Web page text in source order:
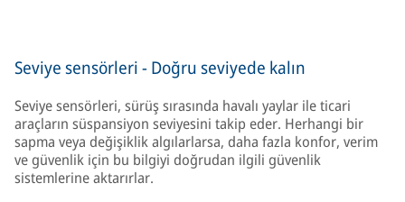
Seviye sensörleri - Doğru seviyede kalın
Seviye sensörleri, sürüş sırasında havalı yaylar ile ticari
araçların süspansiyon seviyesini takip eder. Herhangi bir
sapma veya değişiklik algılarlarsa, daha fazla konfor, verim
ve güvenlik için bu bilgiyi doğrudan ilgili güvenlik
sistemlerine aktarırlar.